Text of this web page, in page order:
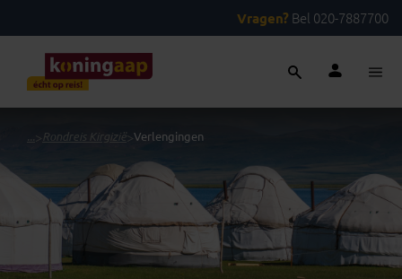
Vragen? Bel 020-7887700
... > Rondreis Kirgizië>Verlengingen